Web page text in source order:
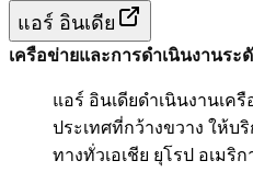
แอร์ อินเดีย
เครือข่ายและการดำเนินงานระ
แอร์ อินเดียดำเนินงานเค
ประเทศที่กว้างขวาง ให้บ
ทางทั่วเอเชีย ยุโรป อเมริ